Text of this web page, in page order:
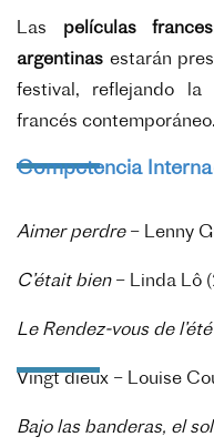
Las películas
argentinas estarán
festival, reflejando
francés contemporáneo.
Competencia
Aimer perdre– Lenny
C’était bien– Linda Lô
Le Rendez-vous de l’été
Vingt dieux – Louise
Bajo las banderas, el